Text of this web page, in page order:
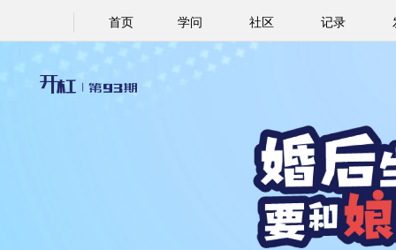
首页 学问 社区 记录